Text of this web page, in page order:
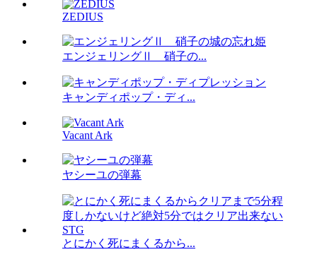
ZEDIUS
エンジェリングⅡ 硝子の...
キャンディポップ・ディ...
Vacant Ark
ヤシーユの弾幕
とにかく死にまくるから...